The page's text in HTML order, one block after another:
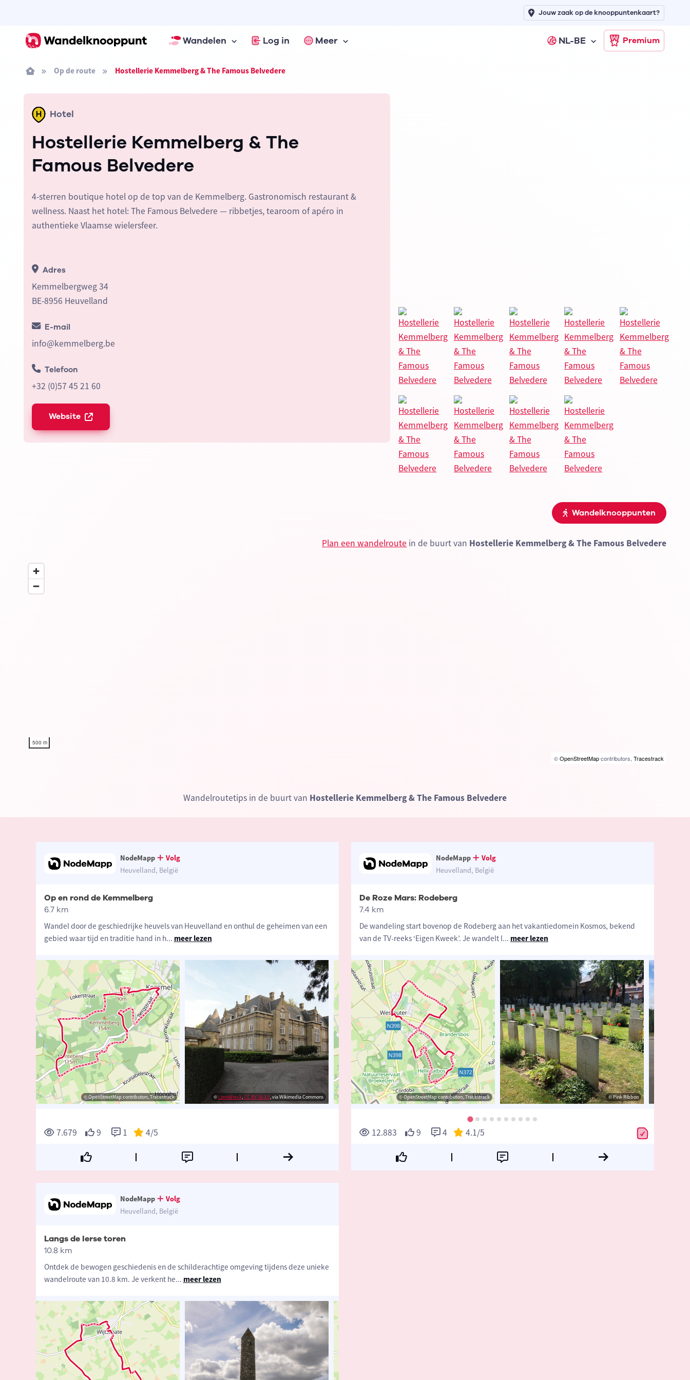
Wandelen Log in Meer NL-BE Premium
Jouw zaak op de knooppuntenkaart?
Op de route Hostellerie Kemmelberg & The Famous Belvedere
Hotel
Hostellerie Kemmelberg & The
Famous Belvedere
4-sterren boutique hotel op de top van de Kemmelberg. Gastronomisch restaurant &
wellness. Naast het hotel: The Famous Belvedere — ribbetjes, tearoom of apéro in
authentieke Vlaamse wielersfeer.
Adres
Kemmelbergweg 34
BE-8956 Heuvelland
E-mail
info@kemmelberg.be
Telefoon
+32 (0)57 45 21 60
Website
Wandelknooppunten
Plan een wandelroute in de buurt van Hostellerie Kemmelberg & The Famous Belvedere
500 m
©OpenStreetMapcontributors,Tracestrack
Wandelroutetips in de buurt van Hostellerie Kemmelberg & The Famous Belvedere
NodeMapp
Volg
Heuvelland, België
Op en rond de Kemmelberg
6.7 km
Wandel door de geschiedrijke heuvels van Heuvelland en onthul de geheimen van een
gebied waar tijd en traditie hand in h... meer lezen
© OpenStreetMap contributors, Tracestrack © LimoWreck,CC BY-SA 3.0, via Wikimedia Commons © OpenStreetMap contributors, Tracestrack ©LimoWreck,CC BY-SA 3.0, via Wikimedia Commons
7.679 9 1 4/5
NodeMapp
Volg
Heuvelland, België
De Roze Mars: Rodeberg
7.4 km
De wandeling start bovenop de Rodeberg aan het vakantiedomein Kosmos, bekend
van de TV-reeks ‘Eigen Kweek’. Je wandelt l... meer lezen
© Pink Ribbon © Pink Ribbon © Pink Ribbon © OpenStreetMap contributors, Tracestrack © Pink Ribbon
12.883 9 4 4.1/5
NodeMapp
Volg
Heuvelland, België
Langs de Ierse toren
10.8 km
Ontdek de bewogen geschiedenis en de schilderachtige omgeving tijdens deze unieke
wandelroute van 10.8 km. Je verkent he... meer lezen